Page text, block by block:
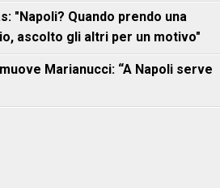
"Napoli? Quando prendo una
ascolto gli altri per un motivo"
Marianucci: “A Napoli serve